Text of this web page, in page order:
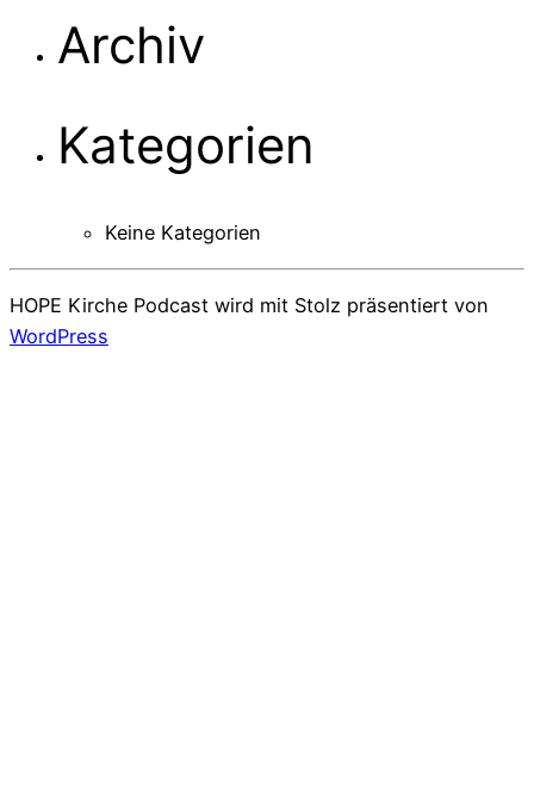
Archiv
Kategorien
Keine Kategorien
HOPE Kirche Podcast wird mit Stolz präsentiert von
WordPress